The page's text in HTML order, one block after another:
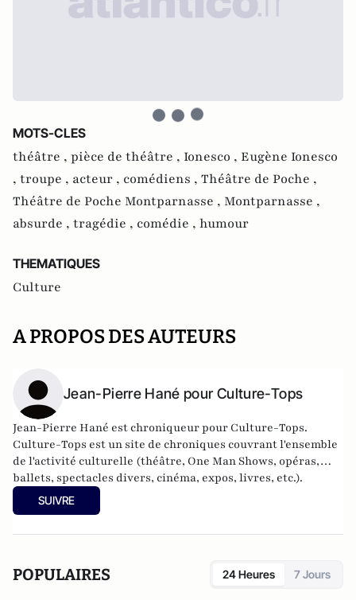
MOTS-CLES
théâtre , pièce de théâtre , Ionesco , Eugène Ionesco
, troupe , acteur , comédiens , Théâtre de Poche ,
Théâtre de Poche Montparnasse , Montparnasse ,
absurde , tragédie , comédie , humour
THEMATIQUES
Culture
A PROPOS DES AUTEURS
Jean-Pierre Hané pour Culture-Tops
Jean-Pierre Hané est chroniqueur pour Culture-Tops.
Culture-Tops est un site de chroniques couvrant l'ensemble
de l'activité culturelle (théâtre, One Man Shows, opéras,
ballets, spectacles divers, cinéma, expos, livres, etc.).
SUIVRE
POPULAIRES 24 Heures 7 Jours